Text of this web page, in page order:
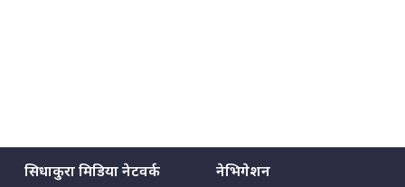
सिधाकुरा मिडिया नेटवर्क
नेभिगेशन